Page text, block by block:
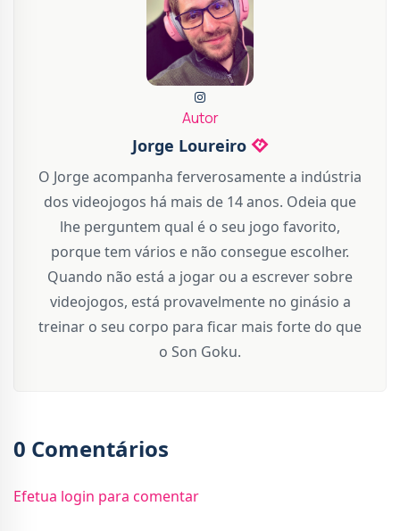
Autor
Jorge Loureiro
O Jorge acompanha ferverosamente a indústria
dos videojogos há mais de 14 anos. Odeia que
lhe perguntem qual é o seu jogo favorito,
porque tem vários e não consegue escolher.
Quando não está a jogar ou a escrever sobre
videojogos, está provavelmente no ginásio a
treinar o seu corpo para ficar mais forte do que
o Son Goku.
0 Comentários
Efetua login para comentar